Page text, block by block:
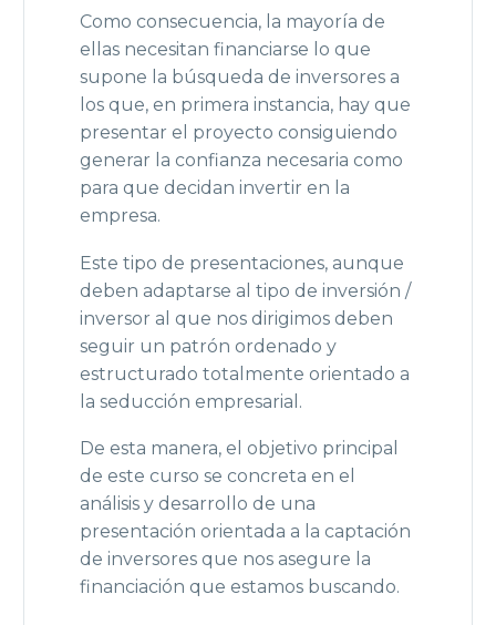
Como consecuencia, la mayoría de
ellas necesitan financiarse lo que
supone la búsqueda de inversores a
los que, en primera instancia, hay que
presentar el proyecto consiguiendo
generar la confianza necesaria como
para que decidan invertir en la
empresa.
Este tipo de presentaciones, aunque
deben adaptarse al tipo de inversión /
inversor al que nos dirigimos deben
seguir un patrón ordenado y
estructurado totalmente orientado a
la seducción empresarial.
De esta manera, el objetivo principal
de este curso se concreta en el
análisis y desarrollo de una
presentación orientada a la captación
de inversores que nos asegure la
financiación que estamos buscando.